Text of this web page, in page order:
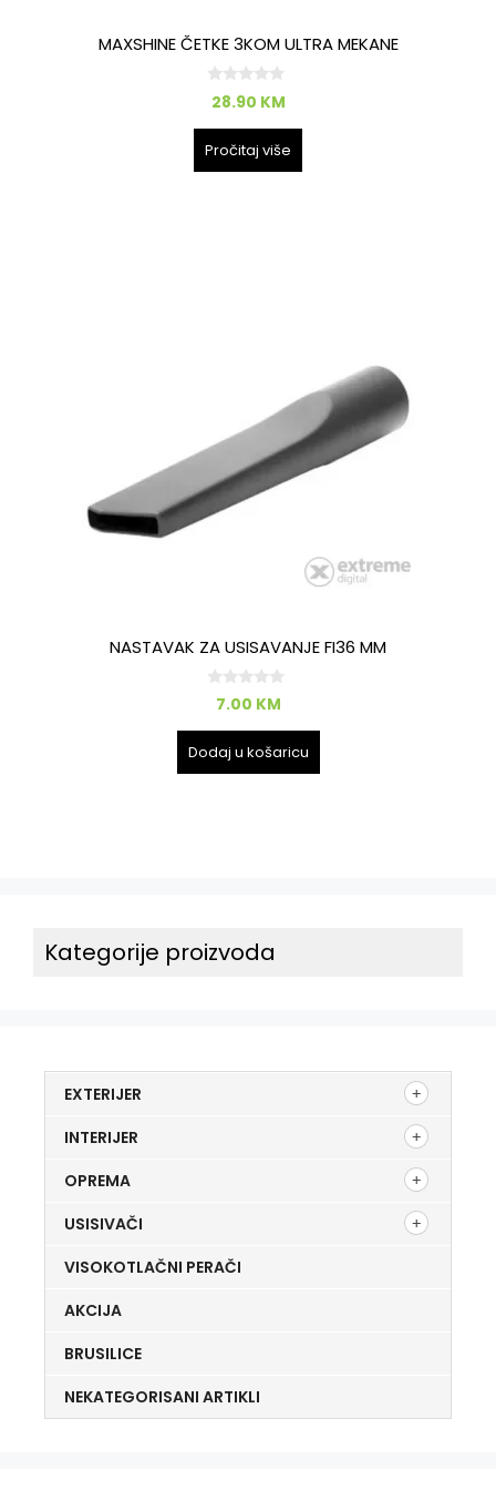
MAXSHINE ČETKE 3KOM ULTRA MEKANE
0
o28.90 KM
Pročitaj više
NASTAVAK ZA USISAVANJE FI36 MM
7.00 KM
Dodaj u košaricu
Kategorije proizvoda
EXTERIJER
INTERIJER
OPREMA
USISIVAČI
VISOKOTLAČNI PERAČI
AKCIJA
BRUSILICE
NEKATEGORISANI ARTIKLI